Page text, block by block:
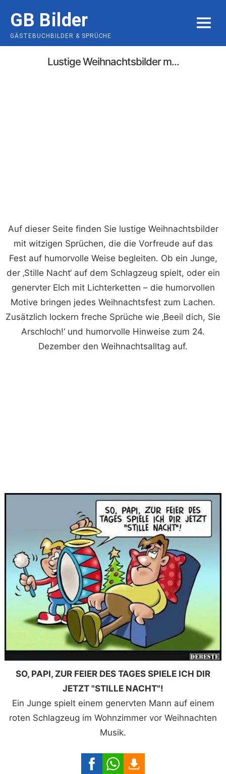
content
GB Bilder
GÄSTEBUCHBILDER & SPRÜCHE
MENU
Lustige Weihnachtsbilder m...
Auf dieser Seite finden Sie lustige Weihnachtsbilder
mit witzigen Sprüchen, die die Vorfreude auf das
Fest auf humorvolle Weise begleiten. Ob ein Junge,
der ‚Stille Nacht‘ auf dem Schlagzeug spielt, oder ein
genervter Elch mit Lichterketten – die humorvollen
Motive bringen jedes Weihnachtsfest zum Lachen.
Zusätzlich lockern freche Sprüche wie ‚Beeil dich, Sie
Arschloch!‘ und humorvolle Hinweise zum 24.
Dezember den Weihnachtsalltag auf.
SO, PAPI, ZUR FEIER DES TAGES SPIELE ICH DIR
JETZT "STILLE NACHT"!
Ein Junge spielt einem genervten Mann auf einem
roten Schlagzeug im Wohnzimmer vor Weihnachten
Musik.